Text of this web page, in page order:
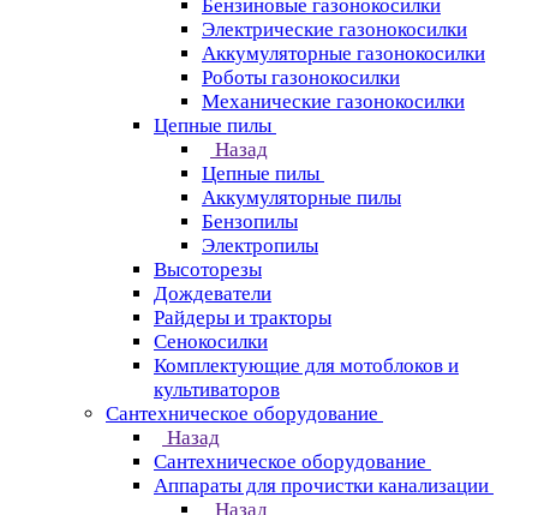
Бензиновые газонокосилки
Электрические газонокосилки
Аккумуляторные газонокосилки
Роботы газонокосилки
Механические газонокосилки
Цепные пилы
Назад
Цепные пилы
Аккумуляторные пилы
Бензопилы
Электропилы
Высоторезы
Дождеватели
Райдеры и тракторы
Сенокосилки
Комплектующие для мотоблоков и
культиваторов
Сантехническое оборудование
Назад
Сантехническое оборудование
Аппараты для прочистки канализации
Назад